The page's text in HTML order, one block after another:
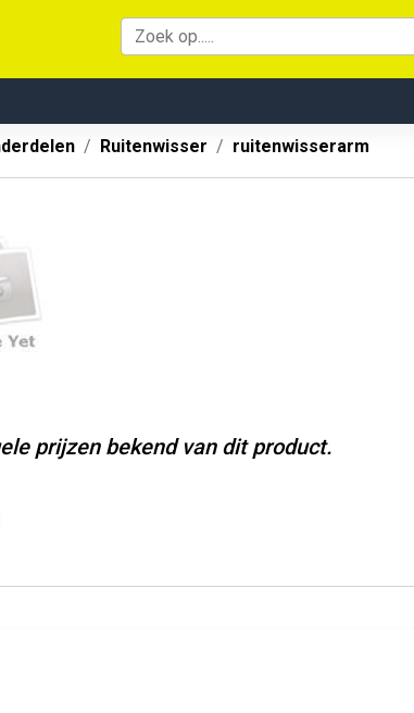
Ruitenwisser ruitenwisserarm
prijzen bekend van dit product.